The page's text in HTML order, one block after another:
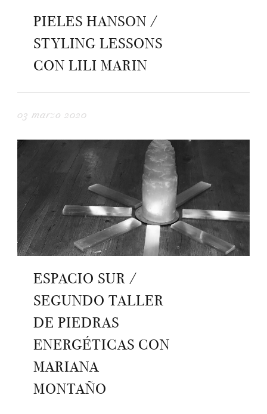
PIELES HANSON /
STYLING LESSONS
CON LILI MARIN
03 marzo 2020
ESPACIO SUR /
SEGUNDO TALLER
DE PIEDRAS
ENERGÉTICAS CON
MARIANA
MONTAÑO